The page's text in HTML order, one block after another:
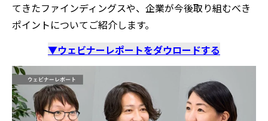
てきたファインディングスや、企業が今後取り組むべき
ポイントについてご紹介します。
▼ウェビナーレポートをダウロードする